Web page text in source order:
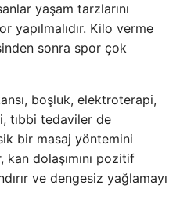
yaşam tarzlarını
yapılmalıdır. Kilo verme
sonra spor çok
boşluk, elektroterapi,
tıbbi tedaviler de
bir masaj yöntemini
dolaşımını pozitif
ve dengesiz yağlamayı